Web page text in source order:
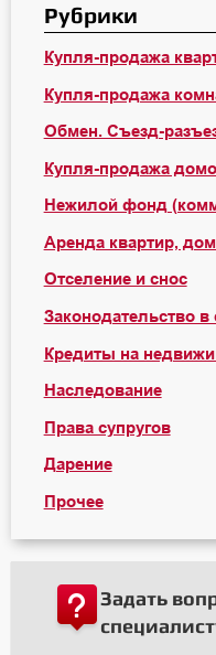
Рубрики
Купля-продажа
Купля-продажа
Обмен. Съезд-
Купля-продажа
Нежилой фонд
Аренда квартир,
Отселение и снос
Законодательство
Кредиты на
Наследование
Права супругов
Дарение
Прочее
Задать